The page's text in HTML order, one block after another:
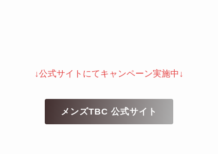
↓公式サイトにてキャンペーン実施中↓
メンズTBC 公式サイト